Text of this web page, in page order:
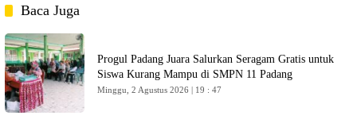
Baca Juga
Progul Padang Juara Salurkan Seragam Gratis untuk
Siswa Kurang Mampu di SMPN 11 Padang
Minggu, 2 Agustus 2026 | 19 : 47